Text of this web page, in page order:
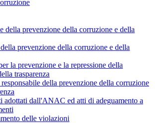
della prevenzione della corruzione e della
prevenzione della corruzione e della
la prevenzione e la repressione della
trasparenza
della prevenzione della corruzione
adottati dall'ANAC ed atti di adeguamento a
delle violazioni